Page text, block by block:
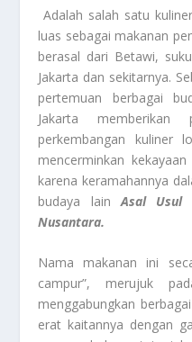
Adalah salah satu
luas sebagai makanan
berasal dari Betawi,
Jakarta dan sekitarnya.
pertemuan berbagai
Jakarta memberikan
perkembangan kuliner
mencerminkan
karena keramahannya
budaya lain
Asal Usul
Nusantara.
Nama makanan ini
campur”, merujuk
menggabungkan
erat kaitannya dengan